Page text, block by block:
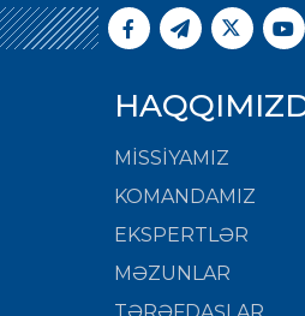
MISSIYAMIZ
KOMANDAMIZ
EKSPERTLƏR
MƏZUNLAR